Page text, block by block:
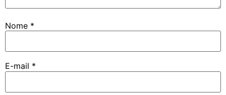
Nome *
E-mail *